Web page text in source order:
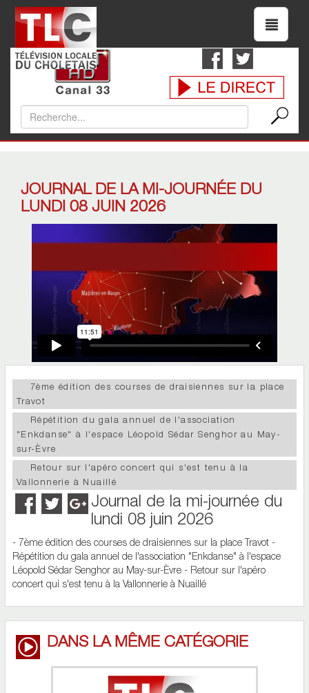
JOURNAL DE LA MI-JOURNÉE DU
LUNDI 08 JUIN 2026
7ème édition des courses de draisiennes sur la place
Travot
Répétition du gala annuel de l'association
"Enkdanse" à l'espace Léopold Sédar Senghor au May-
sur-Èvre
Retour sur l'apéro concert qui s'est tenu à la
Vallonnerie à Nuaillé
Journal de la mi-journée du
lundi 08 juin 2026
- 7ème édition des courses de draisiennes sur la place Travot -
Répétition du gala annuel de l'association "Enkdanse" à l'espace
Léopold Sédar Senghor au May-sur-Èvre - Retour sur l'apéro
concert qui s'est tenu à la Vallonnerie à Nuaillé
DANS LA MÊME CATÉGORIE